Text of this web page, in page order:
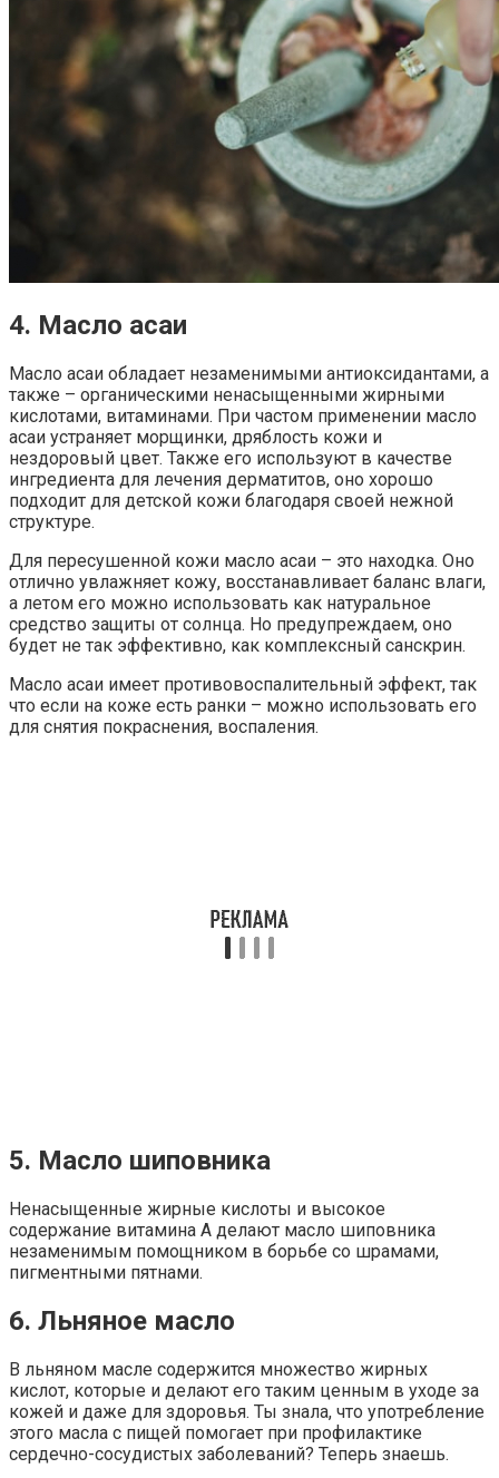
4. Масло асаи
Масло асаи обладает незаменимыми антиоксидантами, а
также – органическими ненасыщенными жирными
кислотами, витаминами. При частом применении масло
асаи устраняет морщинки, дряблость кожи и
нездоровый цвет. Также его используют в качестве
ингредиента для лечения дерматитов, оно хорошо
подходит для детской кожи благодаря своей нежной
структуре.
Для пересушенной кожи масло асаи – это находка. Оно
отлично увлажняет кожу, восстанавливает баланс влаги,
а летом его можно использовать как натуральное
средство защиты от солнца. Но предупреждаем, оно
будет не так эффективно, как комплексный санскрин.
Масло асаи имеет противовоспалительный эффект, так
что если на коже есть ранки – можно использовать его
для снятия покраснения, воспаления.
5. Масло шиповника
Ненасыщенные жирные кислоты и высокое
содержание витамина А делают масло шиповника
незаменимым помощником в борьбе со шрамами,
пигментными пятнами.
6. Льняное масло
В льняном масле содержится множество жирных
кислот, которые и делают его таким ценным в уходе за
кожей и даже для здоровья. Ты знала, что употребление
этого масла с пищей помогает при профилактике
сердечно-сосудистых заболеваний? Теперь знаешь.